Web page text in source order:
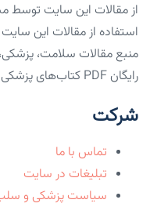
از مقالات این سایت توسط
استفاده از مقالات این
منبع مقالات سلامت،
رایگان PDF کتاب‌های پزشکی.
شرکت
تماس با ما
تبلیغات در سایت
سیاست پزشکی و